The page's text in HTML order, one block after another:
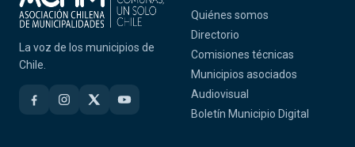
La voz de los municipios de
Chile.
Quiénes somos
Directorio
Comisiones técnicas
Municipios asociados
Audiovisual
Boletín Municipio Digital